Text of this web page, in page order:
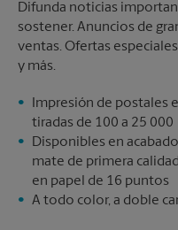
Difunda noticias
sostener. Anuncios de
ventas. Ofertas
y más.
Impresión de postales
tiradas de 100 a 25 000
Disponibles en acabado
mate de primera
en papel de 16 puntos
A todo color, a doble